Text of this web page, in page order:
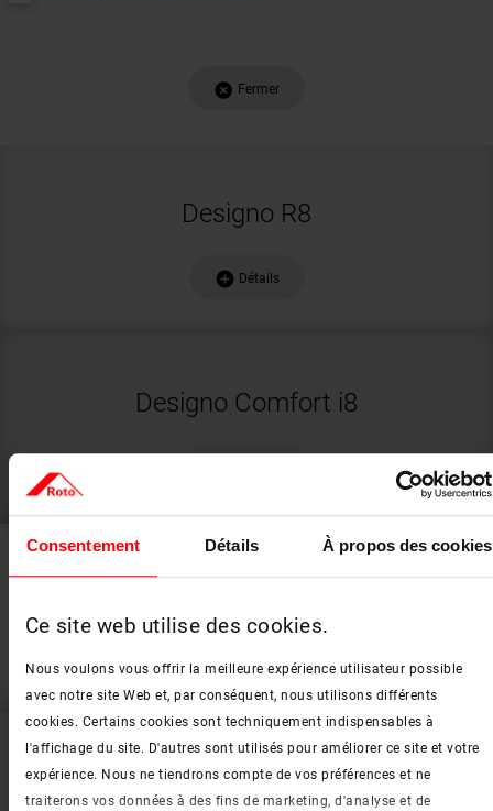
Consentement Détails À propos des cookies
Ce site web utilise des cookies.
Nous voulons vous offrir la meilleure expérience utilisateur possible
avec notre site Web et, par conséquent, nous utilisons différents
cookies. Certains cookies sont techniquement indispensables à
l'affichage du site. D'autres sont utilisés pour améliorer ce site et votre
expérience. Nous ne tiendrons compte de vos préférences et ne
traiterons vos données à des fins de marketing, d'analyse et de
add_circleFermer
Designo R8
add_circle Détails
Designo Comfort i8
add_circle
Designo R6